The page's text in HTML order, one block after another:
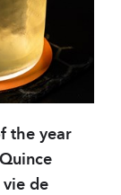
des
the year
de